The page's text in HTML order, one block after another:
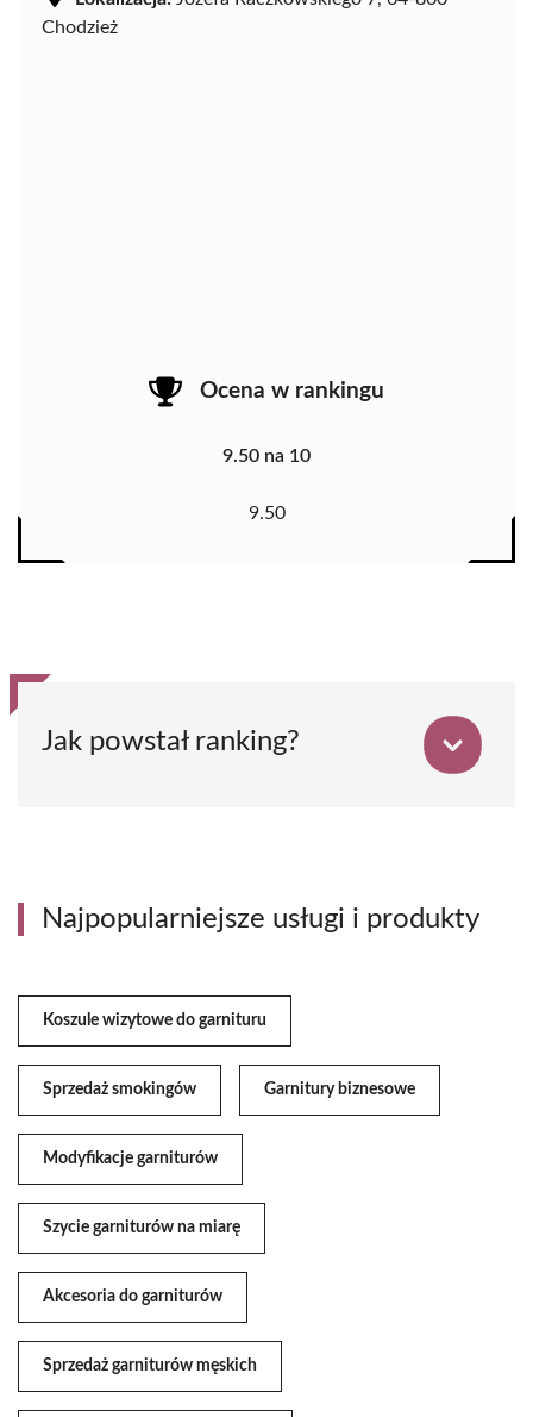
Chodzież
Ocena w rankingu
9.50 na 10
9.50
Jak powstał ranking?
Najpopularniejsze usługi i produkty
Koszule wizytowe do garnituru
Sprzedaż smokingów Garnitury biznesowe
Modyfikacje garniturów
Szycie garniturów na miarę
Akcesoria do garniturów
Sprzedaż garniturów męskich